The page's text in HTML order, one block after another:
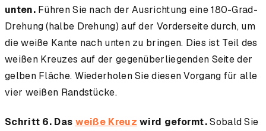
unten.Führen Sie nach der Ausrichtung eine 180-Grad-
Drehung (halbe Drehung) auf der Vorderseite durch, um
die weiße Kante nach unten zu bringen. Dies ist Teil des
weißen Kreuzes auf der gegenüberliegenden Seite der
gelben Fläche. Wiederholen Sie diesen Vorgang für alle
vier weißen Randstücke.
Schritt 6. Das weiße Kreuz wird geformt.Sobald Sie